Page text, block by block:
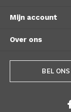
Mijn account
Over ons
BEL ONS